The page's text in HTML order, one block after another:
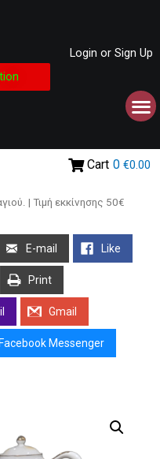
Login or Sign Up
Cart 0 €0.00
| Τιμή εκκίνησης 50€
E-mail Like
Print
Gmail
Facebook Messenger